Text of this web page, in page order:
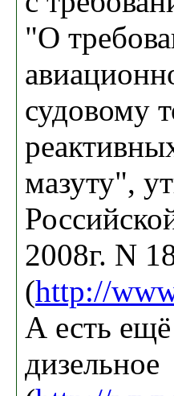
"О
судовому
мазуту",
2008г. N
(http://
А есть
дизельное